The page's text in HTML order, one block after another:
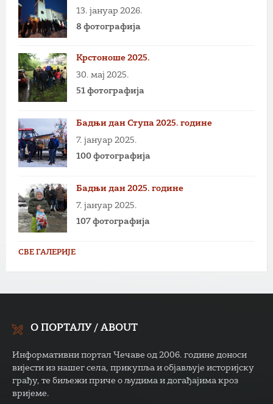
13. јануар 2026.
8 фотографија
Крстоноше 2025.
30. мај 2025.
51 фотографија
Бадњи дан Ступа 2025. године
7. јануар 2025.
100 фотографија
Бадњи дан 2025. године
7. јануар 2025.
107 фотографија
СВЕ ГАЛЕРИЈЕ
О ПОРТАЛУ / ABOUT
Информативни портал Чечаве од 2006. године доноси
вијести из нашег села, прикупља и објављује историјску
грађу, те биљежи приче о људима и догађајима кроз
вријеме.